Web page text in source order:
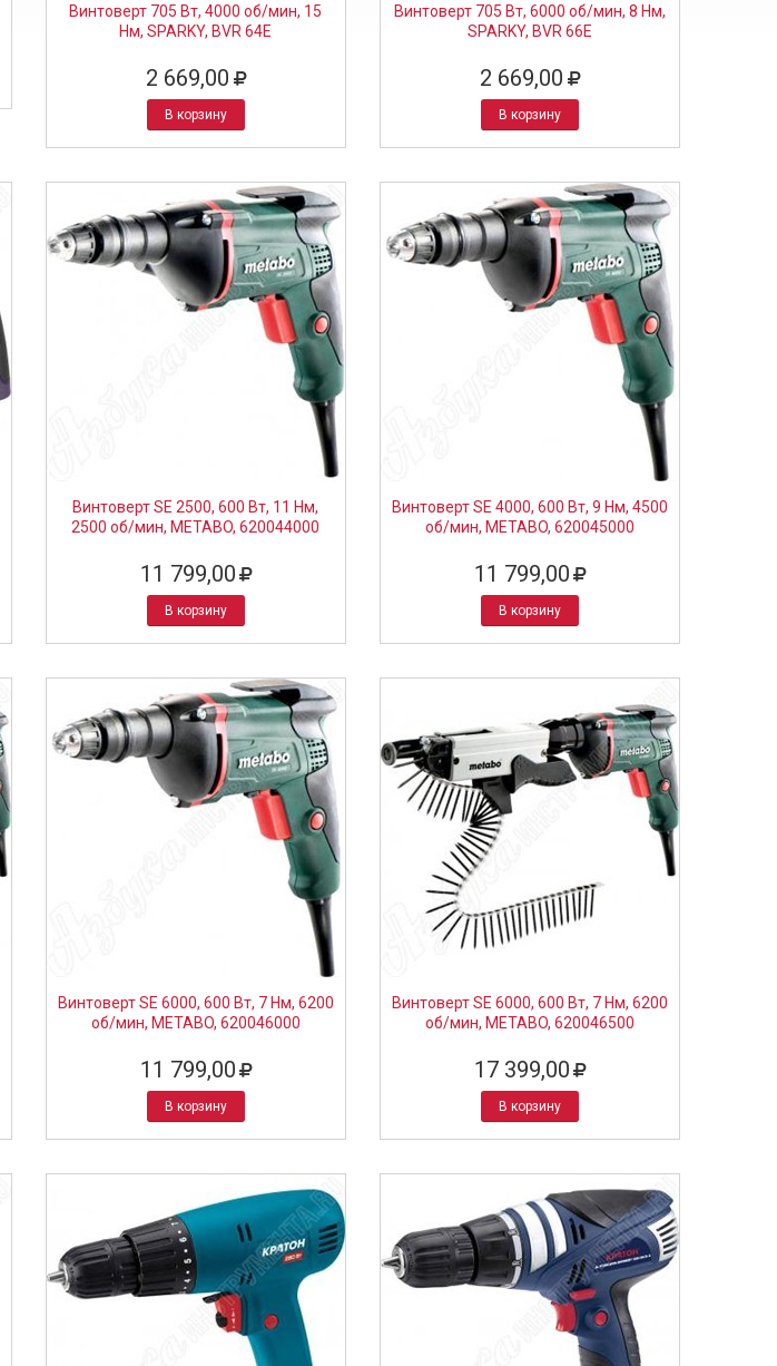
Винтоверт 705 Вт, 4000 об/мин, 15
Нм, SPARKY, BVR 64E
2 669,00
В корзину
Винтоверт 705 Вт, 6000 об/мин, 8 Нм,
SPARKY, BVR 66E
2 669,00
В корзину
Винтоверт SE 2500, 600 Вт, 11 Нм,
2500 об/мин, METABO, 620044000
11 799,00
В корзину
Винтоверт SE 4000, 600 Вт, 9 Нм, 4500
об/мин, METABO, 620045000
11 799,00
В корзину
Винтоверт SE 6000, 600 Вт, 7 Нм, 6200
об/мин, METABO, 620046000
11 799,00
В корзину
Винтоверт SE 6000, 600 Вт, 7 Нм, 6200
об/мин, METABO, 620046500
17 399,00
В корзину